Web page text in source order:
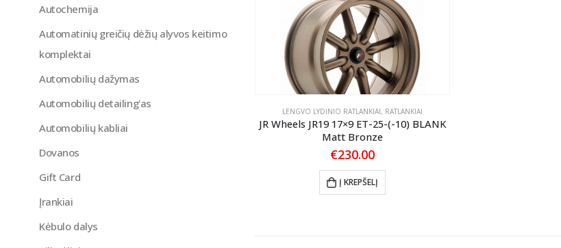
LENGVO LYDINIO RATLANKIAI, RATLANKIAI
JR Wheels JR19 17×9 ET-25-(-10) BLANK
Matt Bronze
€230.00
Į KREPŠELĮ
Autochemija
Automatinių greičių dėžių alyvos keitimo
komplektai
Automobilių dažymas
Automobilių detailing'as
Automobilių kabliai
Dovanos
Gift Card
Įrankiai
Kėbulo dalys